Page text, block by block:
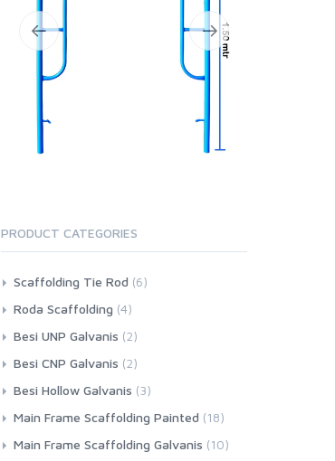
PRODUCT CATEGORIES
Scaffolding Tie Rod (6)
Roda Scaffolding (4)
Besi UNP Galvanis (2)
Besi CNP Galvanis (2)
Besi Hollow Galvanis (3)
Main Frame Scaffolding Painted (18)
Main Frame Scaffolding Galvanis (10)